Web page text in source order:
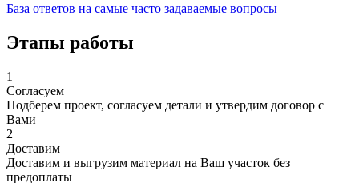
База ответов на самые часто задаваемые вопросы
Этапы работы
1
Согласуем
Подберем проект, согласуем детали и утвердим договор с
Вами
2
Доставим
Доставим и выгрузим материал на Ваш участок без
предоплаты